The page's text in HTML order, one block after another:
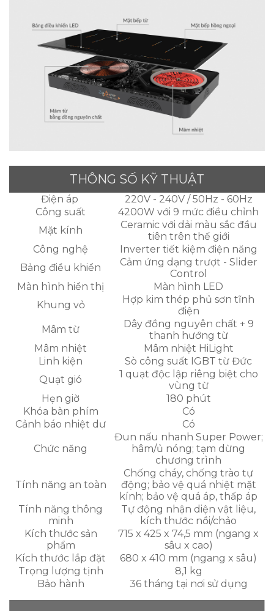
THÔNG SỐ KỸ THUẬT
Điện áp
220V - 240V / 50Hz - 60Hz
Công suất
4200W với 9 mức điều chỉnh
Mặt kính
Ceramic với dải màu sắc đầu
tiên trên thế giới
Công nghệ
Inverter tiết kiệm điện năng
Bảng điều khiển
Cảm ứng dạng trượt - Slider
Control
Màn hình hiển thị
Màn hình LED
Khung vỏ
Hợp kim thép phủ sơn tĩnh
điện
Mâm từ
Dây đồng nguyên chất + 9
thanh hướng từ
Mâm nhiệt
Mâm nhiệt HiLight
Linh kiện
Sò công suất IGBT từ Đức
Quạt gió
1 quạt độc lập riêng biệt cho
vùng từ
Hẹn giờ
180 phút
Khóa bàn phím
Có
Cảnh báo nhiệt dư
Có
Chức năng
Đun nấu nhanh Super Power;
hâm/ủ nóng; tạm dừng
chương trình
Tính năng an toàn
Chống cháy, chống trào tự
động; bảo vệ quá nhiệt mặt
kính; bảo vệ quá áp, thấp áp
Tính năng thông
minh
Tự động nhận diện vật liệu,
kích thước nồi/chảo
Kích thước sản
phẩm
715 x 425 x 74,5 mm (ngang x
sâu x cao)
Kích thước lắp đặt
680 x 410 mm (ngang x sâu)
Trọng lượng tịnh
8,1 kg
Bảo hành
36 tháng tại nơi sử dụng